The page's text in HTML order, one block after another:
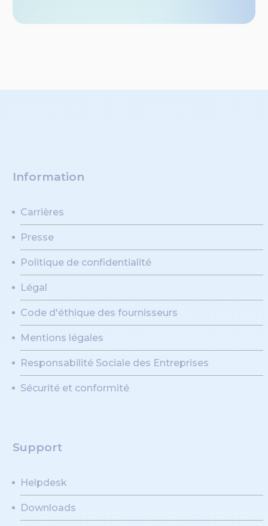
Information
Carrières
Presse
Politique de confidentialité
Légal
Code d'éthique des fournisseurs
Mentions légales
Responsabilité Sociale des Entreprises
Sécurité et conformité
Support
Helpdesk
Downloads